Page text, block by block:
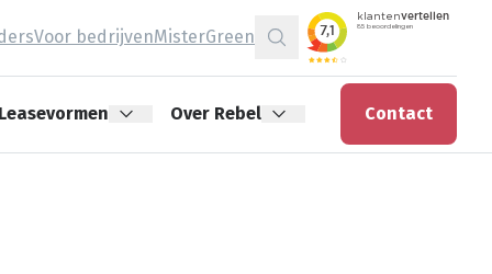
Voor bedrijvenMisterGreen
Zoeken
Over Rebel Contact